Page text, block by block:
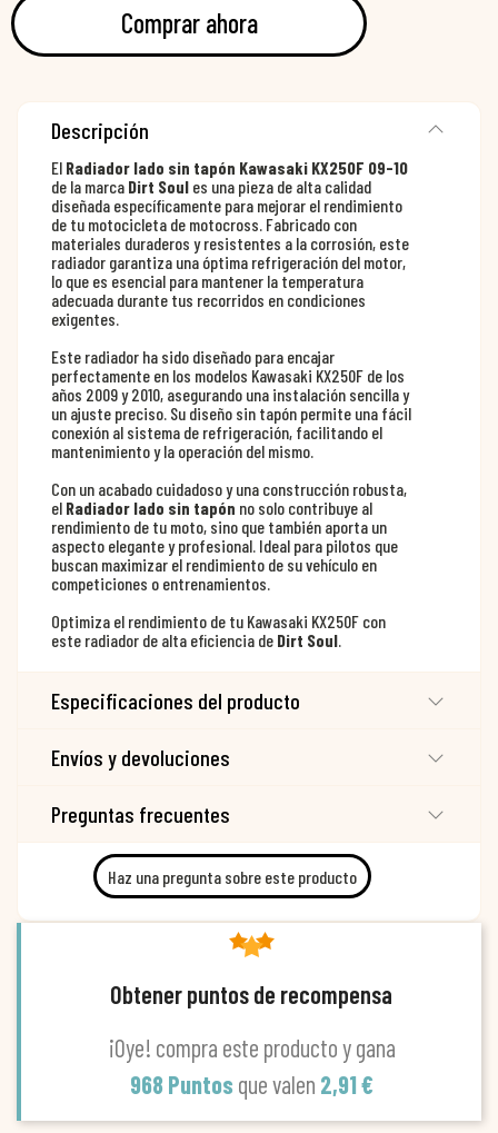
Comprar ahora
Descripción
El Radiador lado sin tapón Kawasaki KX250F 09-10
de la marca Dirt Soul es una pieza de alta calidad
diseñada específicamente para mejorar el rendimiento
de tu motocicleta de motocross. Fabricado con
materiales duraderos y resistentes a la corrosión, este
radiador garantiza una óptima refrigeración del motor,
lo que es esencial para mantener la temperatura
adecuada durante tus recorridos en condiciones
exigentes.
Este radiador ha sido diseñado para encajar
perfectamente en los modelos Kawasaki KX250F de los
años 2009 y 2010, asegurando una instalación sencilla y
un ajuste preciso. Su diseño sin tapón permite una fácil
conexión al sistema de refrigeración, facilitando el
mantenimiento y la operación del mismo.
Con un acabado cuidadoso y una construcción robusta,
el Radiador lado sin tapón no solo contribuye al
rendimiento de tu moto, sino que también aporta un
aspecto elegante y profesional. Ideal para pilotos que
buscan maximizar el rendimiento de su vehículo en
competiciones o entrenamientos.
Optimiza el rendimiento de tu Kawasaki KX250F con
este radiador de alta eficiencia de Dirt Soul.
Especificaciones del producto
Envíos y devoluciones
Preguntas frecuentes
Haz una pregunta sobre este producto
Obtener puntos de recompensa
¡Oye! compra este producto y gana
968 Puntos que valen 2,91 €